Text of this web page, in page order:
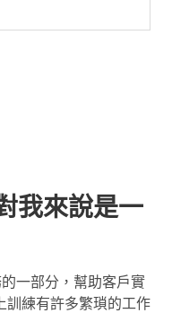
我來說是一
一部分，幫助客戶實
訓練有許多繁瑣的工作